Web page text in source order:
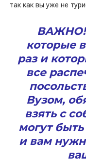
так как вы уже не
ВАЖНО!
которые
раз и
все
Вузом,
взять с
могут
и вам